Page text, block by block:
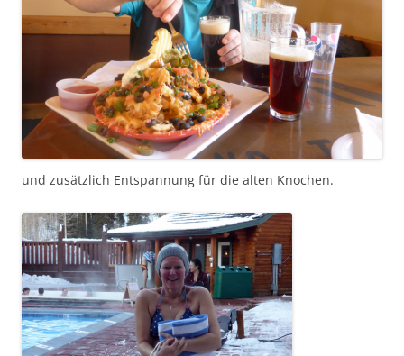
und zusätzlich Entspannung für die alten Knochen.